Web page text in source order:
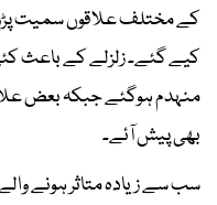
کے مختلف علاقوں سمیت
کیے گئے۔ زلزلے کے باعث کئی
منہدم ہوگئے جبکہ بعض
بھی پیش آئے۔
سب سے زیادہ متاثر ہونے